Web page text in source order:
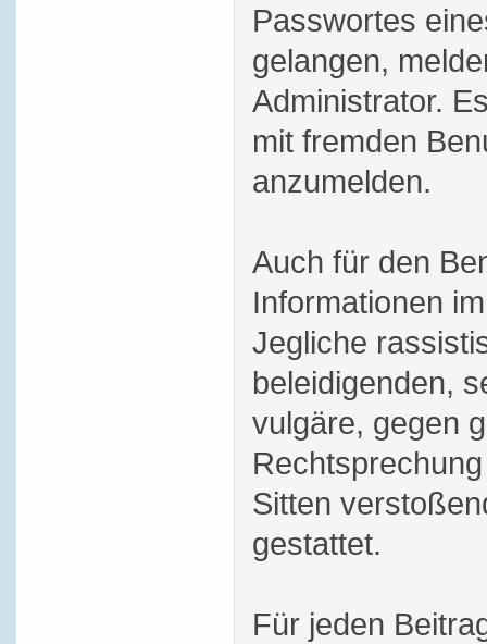
Passwortes
gelangen,
Administrator.
mit fremden
anzumelden.
Auch für den
Informationen
Jegliche
beleidigenden,
vulgäre, gegen
Sitten
gestattet.
Für jeden